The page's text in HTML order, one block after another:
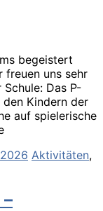
begeistert
freuen uns sehr
Das P-
den Kindern der
auf spielerische
Aktivitäten,